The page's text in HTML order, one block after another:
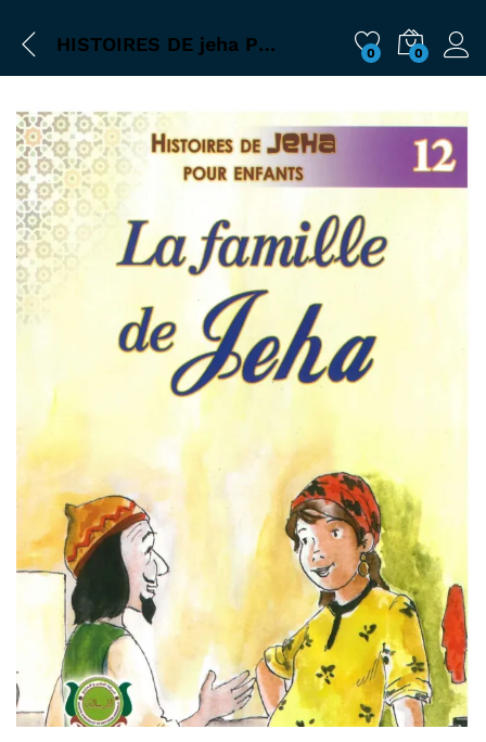
HISTOIRES DE jeha POUR ENFANTSla famille de jeha 0 0